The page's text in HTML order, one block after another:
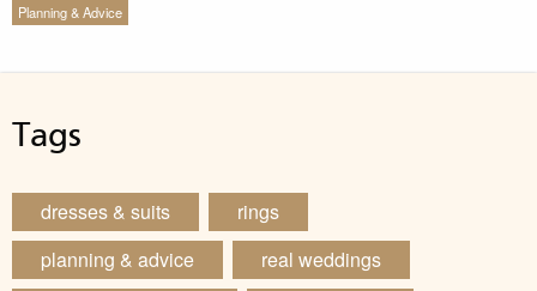
Planning & Advice
Tags
dresses & suits
rings
planning & advice
real weddings